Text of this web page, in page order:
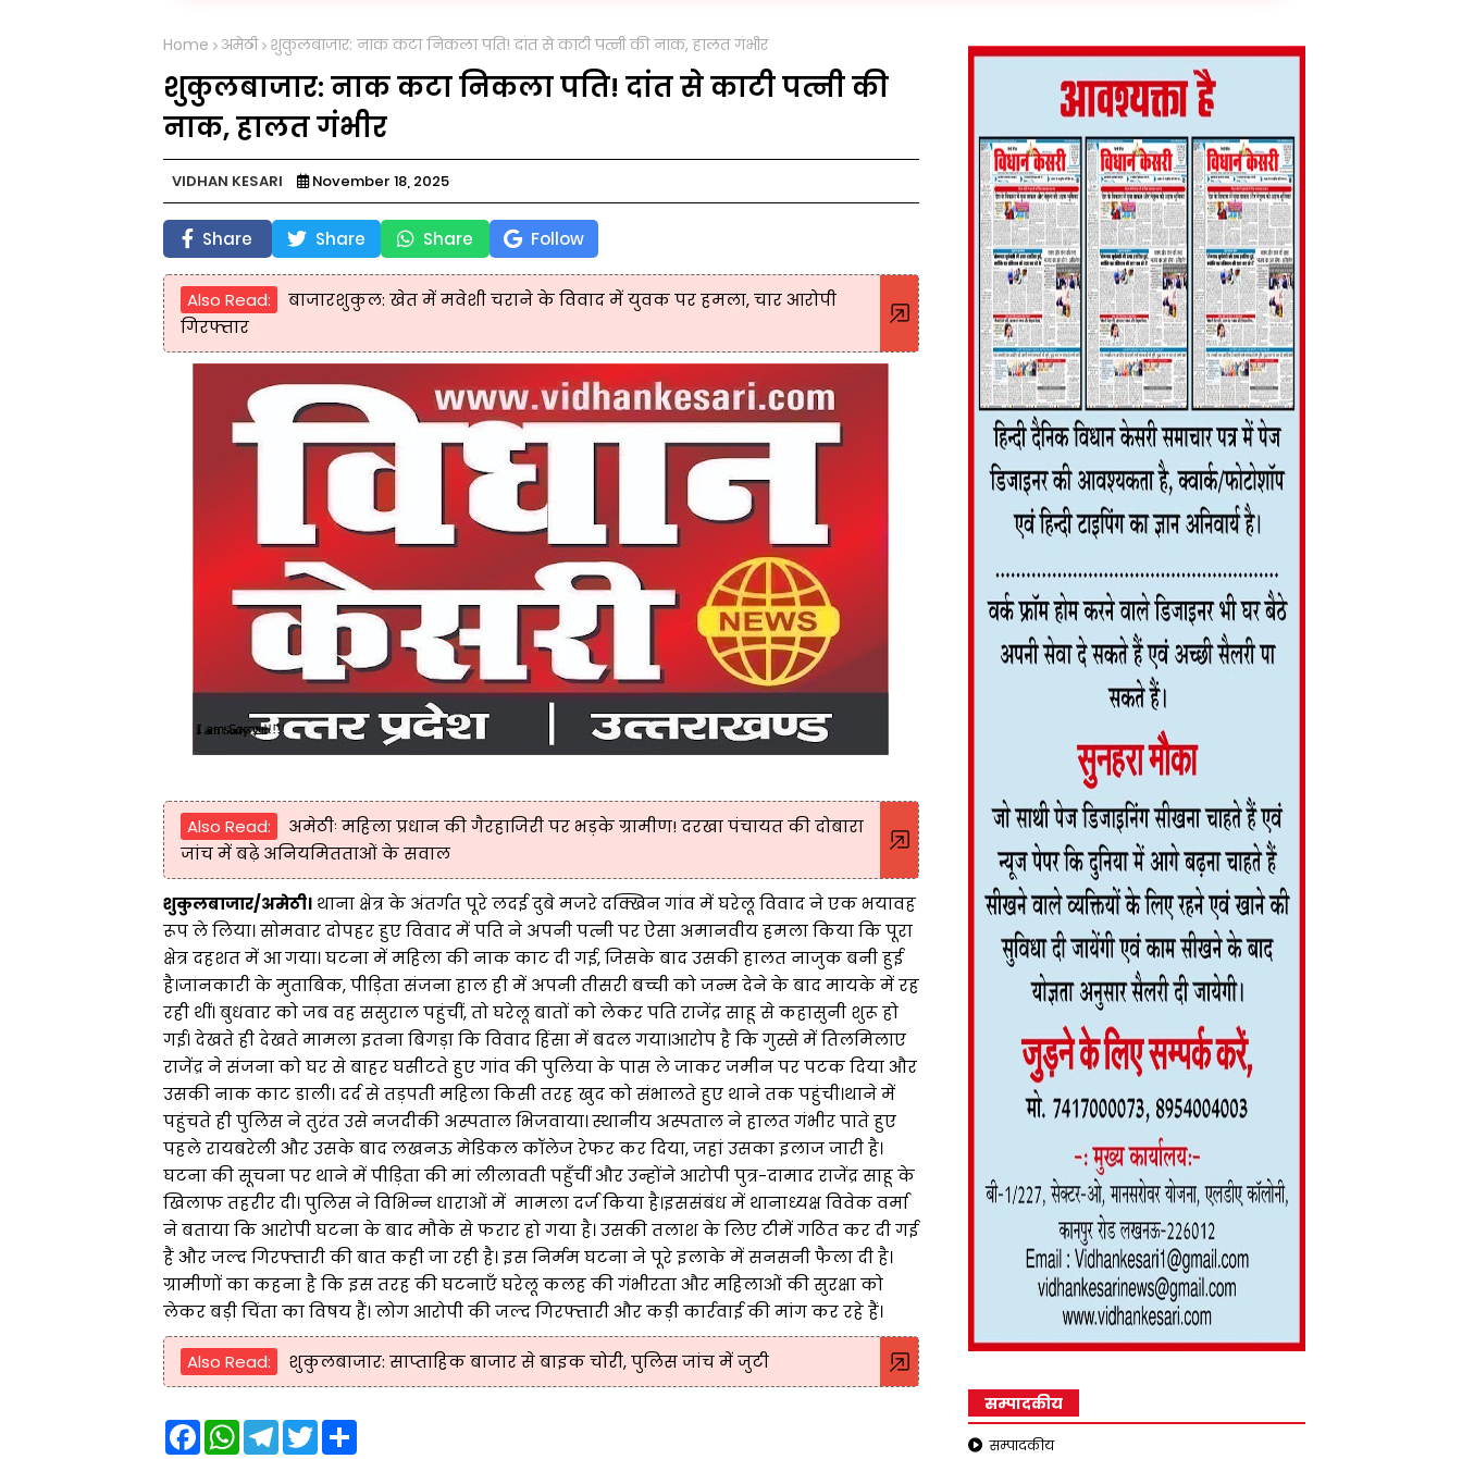
Home अमेठी शुकुलबाजार: नाक कटा निकला पति! दांत से काटी पत्नी की नाक, हालत गंभीर
शुकुलबाजार: नाक कटा निकला पति! दांत से काटी पत्नी की
नाक, हालत गंभीर
VIDHAN KESARI November 18, 2025
Share Share Share Follow
Also Read:
बाजारशुकुल: खेत में मवेशी चराने के विवाद में युवक पर हमला, चार आरोपी
गिरफ्तार
Also Read:
अमेठीः महिला प्रधान की गैरहाजिरी पर भड़के ग्रामीण! दरखा पंचायत की दोबारा
जांच में बढ़े अनियमितताओं के सवाल
शुकुलबाजार/अमेठी।थाना क्षेत्र के अंतर्गत पूरे लदई दुबे मजरे दक्खिन गांव में घरेलू विवाद ने एक भयावह
रूप ले लिया। सोमवार दोपहर हुए विवाद में पति ने अपनी पत्नी पर ऐसा अमानवीय हमला किया कि पूरा
क्षेत्र दहशत में आ गया। घटना में महिला की नाक काट दी गई, जिसके बाद उसकी हालत नाजुक बनी हुई
है।जानकारी के मुताबिक, पीड़िता संजना हाल ही में अपनी तीसरी बच्ची को जन्म देने के बाद मायके में रह
रही थीं। बुधवार को जब वह ससुराल पहुंचीं, तो घरेलू बातों को लेकर पति राजेंद्र साहू से कहासुनी शुरू हो
गई। देखते ही देखते मामला इतना बिगड़ा कि विवाद हिंसा में बदल गया।आरोप है कि गुस्से में तिलमिलाए
राजेंद्र ने संजना को घर से बाहर घसीटते हुए गांव की पुलिया के पास ले जाकर जमीन पर पटक दिया और
उसकी नाक काट डाली। दर्द से तड़पती महिला किसी तरह खुद को संभालते हुए थाने तक पहुंची।थाने में
पहुंचते ही पुलिस ने तुरंत उसे नजदीकी अस्पताल भिजवाया। स्थानीय अस्पताल ने हालत गंभीर पाते हुए
पहले रायबरेली और उसके बाद लखनऊ मेडिकल कॉलेज रेफर कर दिया, जहां उसका इलाज जारी है।
घटना की सूचना पर थाने में पीड़िता की मां लीलावती पहुँचीं और उन्होंने आरोपी पुत्र-दामाद राजेंद्र साहू के
खिलाफ तहरीर दी। पुलिस ने विभिन्न धाराओं में मामला दर्ज किया है।इससंबंध में थानाध्यक्ष विवेक वर्मा
ने बताया कि आरोपी घटना के बाद मौके से फरार हो गया है। उसकी तलाश के लिए टीमें गठित कर दी गई
हैं और जल्द गिरफ्तारी की बात कही जा रही है। इस निर्मम घटना ने पूरे इलाके में सनसनी फैला दी है।
ग्रामीणों का कहना है कि इस तरह की घटनाएँ घरेलू कलह की गंभीरता और महिलाओं की सुरक्षा को
लेकर बड़ी चिंता का विषय हैं। लोग आरोपी की जल्द गिरफ्तारी और कड़ी कार्रवाई की मांग कर रहे हैं।
Also Read: शुकुलबाजार: साप्ताहिक बाजार से बाइक चोरी, पुलिस जांच में जुटी
F
a
W
T
e
T
S
सम्पादकीय
सम्पादकीय